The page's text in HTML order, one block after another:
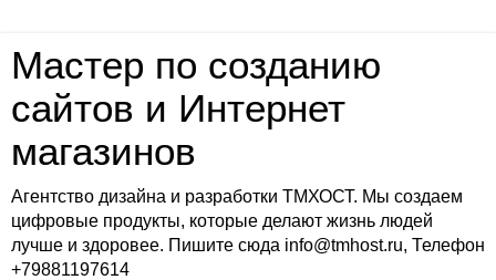
Мастер по созданию
сайтов и Интернет
магазинов
Агентство дизайна и разработки ТМХОСТ. Мы создаем
цифровые продукты, которые делают жизнь людей
лучше и здоровее. Пишите сюда info@tmhost.ru, Телефон
+79881197614